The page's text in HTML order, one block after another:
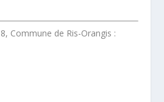
Commune de Ris-Orangis :